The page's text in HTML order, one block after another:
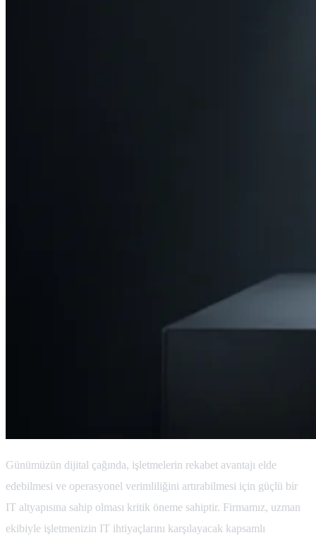
Günümüzün dijital çağında, işletmelerin rekabet avantajı elde
edebilmesi ve operasyonel verimliliğini artırabilmesi için güçlü bir
IT altyapısına sahip olması kritik öneme sahiptir. Firmamız, uzman
ekibiyle işletmenizin IT ihtiyaçlarını karşılayacak kapsamlı